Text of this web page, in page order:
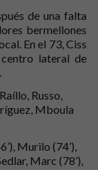
de una falta
bermellones
En el 73, Ciss
lateral de
Russo,
Mboula
Murilo (74’),
Marc (78’),